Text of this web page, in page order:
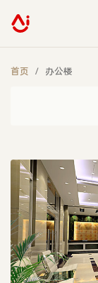
首页 办公楼